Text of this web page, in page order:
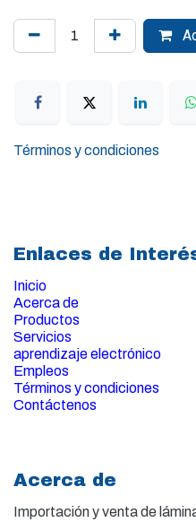
Términos y condiciones
Enlaces de
Inicio
Acerca de
Productos
Servicios
aprendizaje electrónico
Empleos
Términos y condiciones
Contáctenos
Acerca de
Importación y venta de